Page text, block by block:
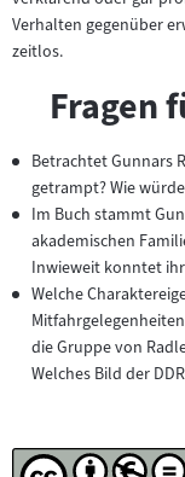
Verhalten gegenüber
zeitlos.
Fragen
Betrachtet Gunnars
getrampt? Wie
Im Buch stammt
akademischen
Inwieweit konntet
Welche
die Gruppe von
Welches Bild der